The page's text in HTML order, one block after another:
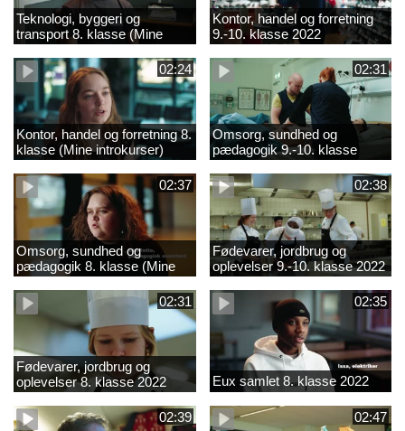
Teknologi, byggeri og
transport 8. klasse (Mine
introkurser) 2022
Kontor, handel og forretning
9.-10. klasse 2022
02:24
Kontor, handel og forretning 8.
klasse (Mine introkurser)
2022
02:31
Omsorg, sundhed og
pædagogik 9.-10. klasse
2022
02:37
Omsorg, sundhed og
pædagogik 8. klasse (Mine
introkurser) 2022
02:38
Fødevarer, jordbrug og
oplevelser 9.-10. klasse 2022
02:31
Fødevarer, jordbrug og
oplevelser 8. klasse 2022
02:35
Eux samlet 8. klasse 2022
02:39 02:47